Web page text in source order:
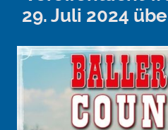
29. Juli 2024